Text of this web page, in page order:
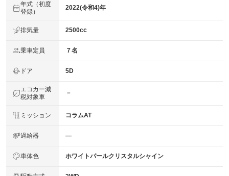
年式（初度
登録）
2022(令和4)年
排気量 2500cc
乗車定員 ７名
ドア 5D
エコカー減
税対象車
－
ミッション コラムAT
過給器 ―
車体色 ホワイトパールクリスタルシャイン